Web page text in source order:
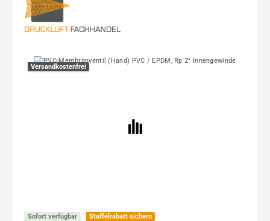
Bildergalerie überspringen
Versandkostenfrei
Sofort verfügbar Staffelrabatt sichern